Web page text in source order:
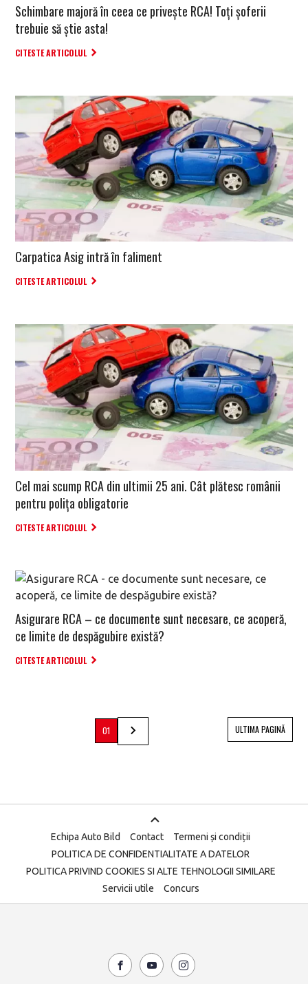
Schimbare majoră în ceea ce privește RCA! Toți șoferii
trebuie să știe asta!
CITESTE ARTICOLUL
Carpatica Asig intră în faliment
CITESTE ARTICOLUL
Cel mai scump RCA din ultimii 25 ani. Cât plătesc românii
pentru polița obligatorie
CITESTE ARTICOLUL
Asigurare RCA – ce documente sunt necesare, ce acoperă,
ce limite de despăgubire există?
CITESTE ARTICOLUL
01 ULTIMA PAGINĂ
Echipa Auto Bild Contact
Termeni și condiții
POLITICA DE CONFIDENTIALITATE A DATELOR
POLITICA PRIVIND COOKIES SI ALTE TEHNOLOGII SIMILARE
Servicii utile
Concurs